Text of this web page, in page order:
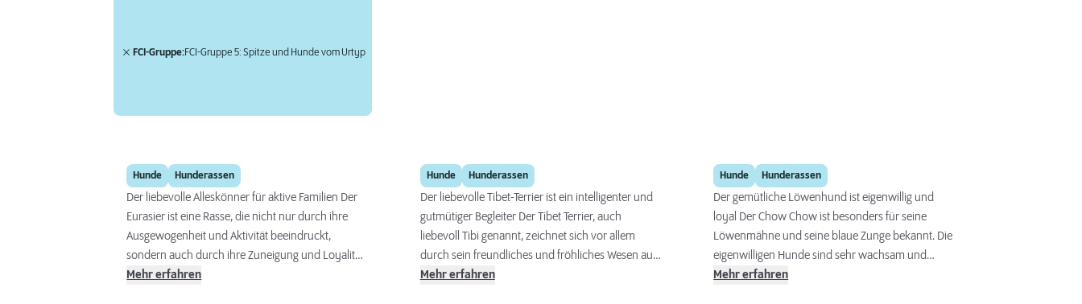
FCI-Gruppe:FCI-Gruppe 5: Spitze und Hunde vom Urtyp
Hunde Hunderassen
Eurasier
Der liebevolle Alleskönner für aktive Familien Der
Eurasier ist eine Rasse, die nicht nur durch ihre
Ausgewogenheit und Aktivität beeindruckt,
sondern auch durch ihre Zuneigung und Loyalität.
Dank ihres ausgeglichenen und ruhigen Wesens
Mehr erfahren
Hunde Hunderassen
Tibet Terrier
Der liebevolle Tibet-Terrier ist ein intelligenter und
gutmütiger Begleiter Der Tibet Terrier, auch
liebevoll Tibi genannt, zeichnet sich vor allem
durch sein freundliches und fröhliches Wesen aus.
Er ist zudem ein sehr aktives Familienmitglied und
Mehr erfahren
Hunde Hunderassen
Chow Chow
Der gemütliche Löwenhund ist eigenwillig und
loyal Der Chow Chow ist besonders für seine
Löwenmähne und seine blaue Zunge bekannt. Die
eigenwilligen Hunde sind sehr wachsam und
können daher auch als Wachhund eingesetzt
Mehr erfahren